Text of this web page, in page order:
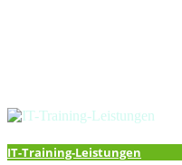
IT-Training-Leistungen